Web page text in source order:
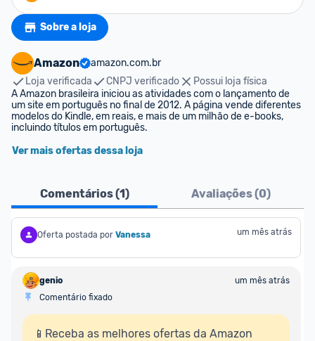
Sobre a loja
Amazon
amazon.com.br
Loja verificada
CNPJ verificado
Possui loja física
A Amazon brasileira iniciou as atividades com o lançamento de
um site em português no final de 2012. A página vende diferentes
modelos do Kindle, em reais, e mais de um milhão de e-books,
incluindo títulos em português.
Ver mais ofertas dessa loja
Comentários (1) Avaliações (0)
Oferta postada por Vanessa um mês atrás
genio
um mês atrás
Comentário fixado
📱Receba as melhores ofertas da Amazon